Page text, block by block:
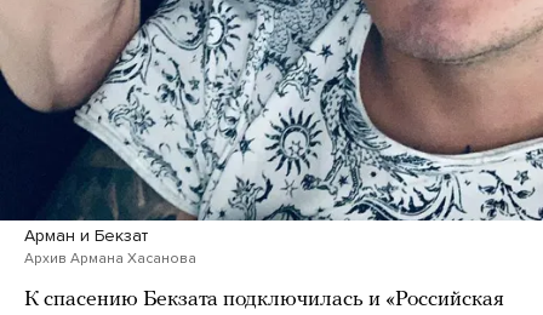
Арман и Бекзат
Архив Армана Хасанова
К спасению Бекзата подключилась и «Российская